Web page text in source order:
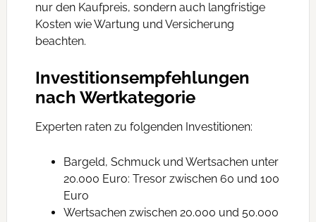
nur den Kaufpreis, sondern auch langfristige
Kosten wie Wartung und Versicherung
beachten.
Investitionsempfehlungen
nach Wertkategorie
Experten raten zu folgenden Investitionen:
Bargeld, Schmuck und Wertsachen unter
20.000 Euro: Tresor zwischen 60 und 100
Euro
Wertsachen zwischen 20.000 und 50.000